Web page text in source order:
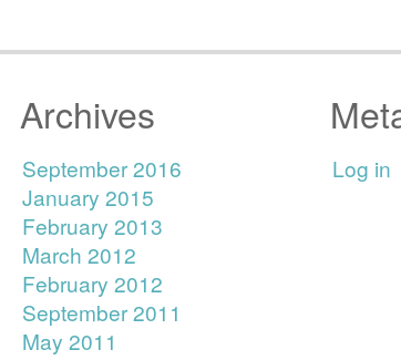
Archives
September 2016
January 2015
February 2013
March 2012
February 2012
September 2011
May 2011
Log in